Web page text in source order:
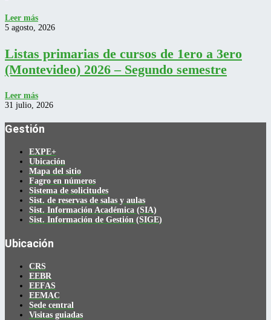
Leer más
5 agosto, 2026
Listas primarias de cursos de 1ero a 3ero
(Montevideo) 2026 – Segundo semestre
Leer más
31 julio, 2026
Gestión
EXPE+
Ubicación
Mapa del sitio
Fagro en números
Sistema de solicitudes
Sist. de reservas de salas y aulas
Sist. Información Académica (SIA)
Sist. Información de Gestión (SIGE)
Ubicación
CRS
EEBR
EEFAS
EEMAC
Sede central
Visitas guiadas